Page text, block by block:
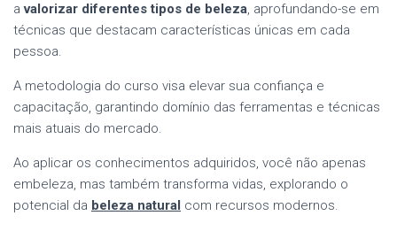
avalorizar diferentes tipos de beleza, aprofundando-se em
técnicas que destacam características únicas em cada
pessoa.
A metodologia do curso visa elevar sua confiança e
capacitação, garantindo domínio das ferramentas e técnicas
mais atuais do mercado.
Ao aplicar os conhecimentos adquiridos, você não apenas
embeleza, mas também transforma vidas, explorando o
potencial da beleza natural com recursos modernos.